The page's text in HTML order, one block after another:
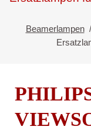
Beamerlampen